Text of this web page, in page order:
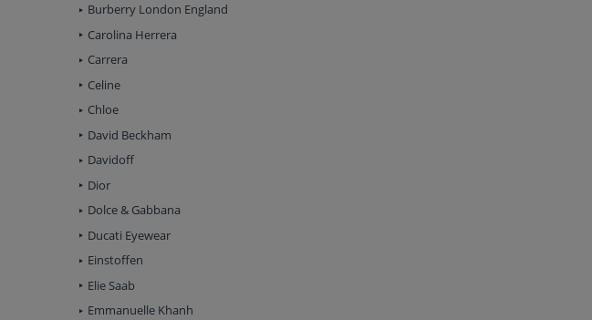
Burberry London England
Carolina Herrera
Carrera
Celine
Chloe
David Beckham
Davidoff
Dior
Dolce & Gabbana
Ducati Eyewear
Einstoffen
Elie Saab
Emmanuelle Khanh